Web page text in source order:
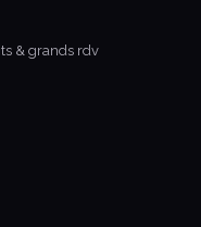
& grands rdv